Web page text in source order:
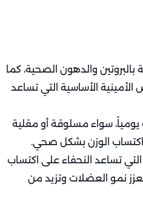
بالبروتين والدهون الصحية، كما
الأساسية التي تساعد
يومياً، سواء مسلوقة أو مقلية
اكتساب الوزن بشكل صحي.
تساعد النحفاء على اكتساب
تعزز نمو العضلات وتزيد من